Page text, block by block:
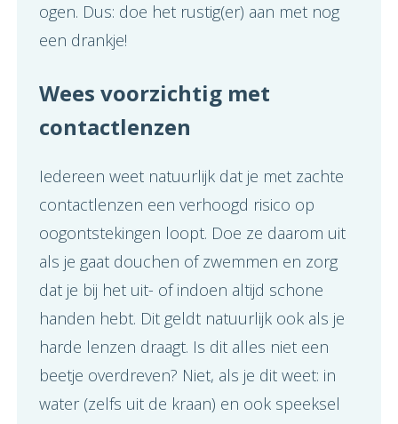
ogen. Dus: doe het rustig(er) aan met nog
een drankje!
Wees voorzichtig met
contactlenzen
Iedereen weet natuurlijk dat je met zachte
contactlenzen een verhoogd risico op
oogontstekingen loopt. Doe ze daarom uit
als je gaat douchen of zwemmen en zorg
dat je bij het uit- of indoen altijd schone
handen hebt. Dit geldt natuurlijk ook als je
harde lenzen draagt. Is dit alles niet een
beetje overdreven? Niet, als je dit weet: in
water (zelfs uit de kraan) en ook speeksel